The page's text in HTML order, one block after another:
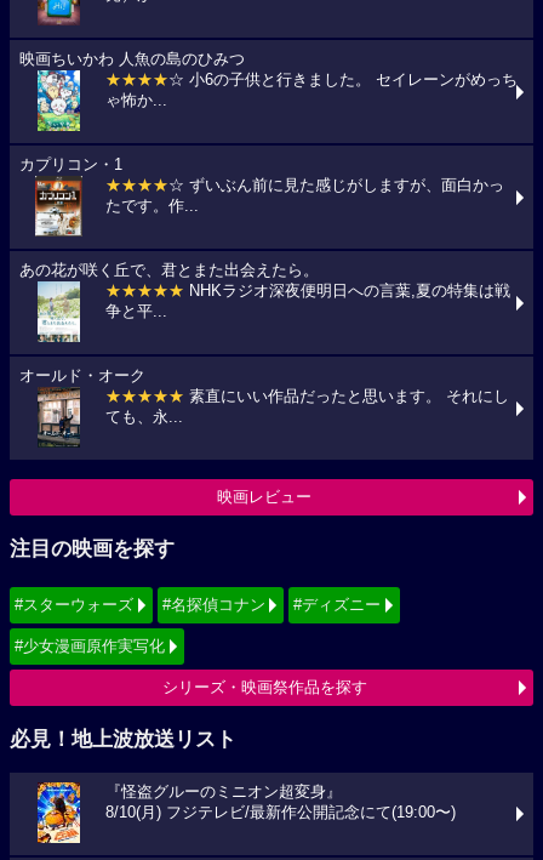
映画ちいかわ 人魚の島のひみつ
★★★★☆ 小6の子供と行きました。 セイレーンがめっち
ゃ怖か...
カプリコン・1
★★★★☆ ずいぶん前に見た感じがしますが、面白かっ
たです。作...
あの花が咲く丘で、君とまた出会えたら。
★★★★★ NHKラジオ深夜便明日への言葉,夏の特集は戦
争と平...
オールド・オーク
★★★★★ 素直にいい作品だったと思います。 それにし
ても、永...
映画レビュー
注目の映画を探す
#スターウォーズ #名探偵コナン #ディズニー
#少女漫画原作実写化
シリーズ・映画祭作品を探す
必見！地上波放送リスト
『怪盗グルーのミニオン超変身』
8/10(月) フジテレビ/最新作公開記念にて(19:00〜)